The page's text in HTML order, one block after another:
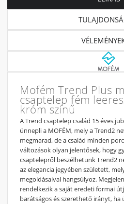
Mofém Trend Plus
csaptelep fém
króm színű
A Trend csaptelep család 15 éves
ünnepli a MOFÉM, mely a Trend2
megmarad, de a család minden
változások olyan jelentősek, hogy
csaptelepről beszélhetünk Trend2
az elegancia jegyében született,
megoldásaival hangsúlyoz.
rendelkezik a saját eredeti formai
barátságos és szerethető irányt,